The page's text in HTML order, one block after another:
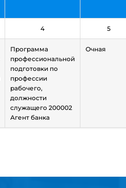
4 5
Программа
профессиональной
подготовки по
профессии
рабочего,
должности
служащего 200002
Агент банка
Очная